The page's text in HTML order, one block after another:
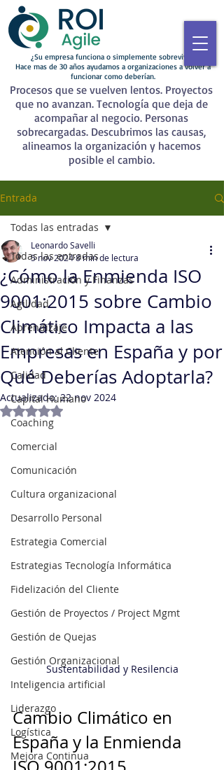
¿Su empresa funciona o simplemente sobrevive?
Hace mas de 30 años ayudamos a organizaciones a volver a
funcionar como deberían.
Procesos que se vuelven lentos. Proyectos
que no avanzan. Tecnología que deja de
acompañar al negocio. Personas
sobrecargadas. Descubrimos las causas,
alineamos la organización y hacemos
posible el cambio.
Entrada
Todas las entradas
Administración y Finanzas
Agilidad
Aprendizaje
Atención al Cliente
Calidad
Capital Humano
Coaching
Comercial
Comunicación
Cultura organizacional
Desarrollo Personal
Estrategia Comercial
Estrategias Tecnología Informática
Fidelización del Cliente
Gestión de Proyectos / Project Mgmt
Gestión de Quejas
Gestión Organizacional
Inteligencia artificial
Liderazgo
Logística
Mejora Continua
Todas las entradas
¿Cómo la Enmienda ISO
9001:2015 sobre Cambio
Climático Impacta a las
Empresas en España y por
Qué Deberías Adoptarla?
Leonardo Savelli
5 nov 20248 min de lectura
Actualizado:22 nov 2024
Obtuvo NaN de 5 estrellas.
Sustentabilidad y Resilencia
Cambio Climático en
España y la Enmienda